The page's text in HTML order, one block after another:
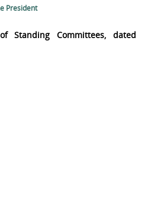
President
Standing Committees, dated